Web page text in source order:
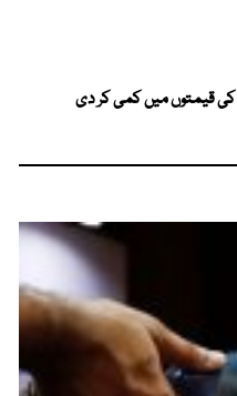
کی قیمتوں میں کمی کر دی